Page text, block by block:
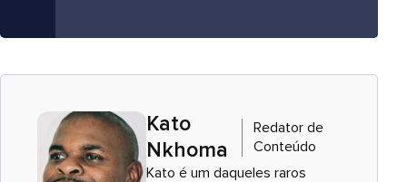
Kato
Nkhoma
Redator de
Conteúdo
Kato é um daqueles raros